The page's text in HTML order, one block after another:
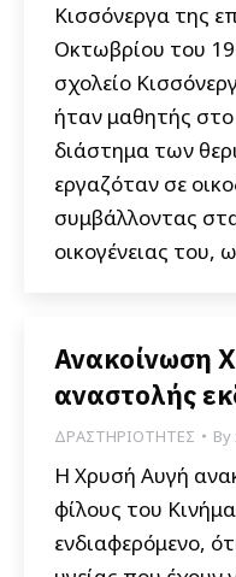
Κισσόνεργα της
Οκτωβρίου του
σχολείο
ήταν μαθητής
διάστημα των
εργαζόταν σε
συμβάλλοντας
οικογένειας του,
Ανακοίνωση
αναστολής
ΔΡΑΣΤΗΡΙΟΤΗΤΕΣ By
Η Χρυσή Αυγή
φίλους του
ενδιαφερόμενο,